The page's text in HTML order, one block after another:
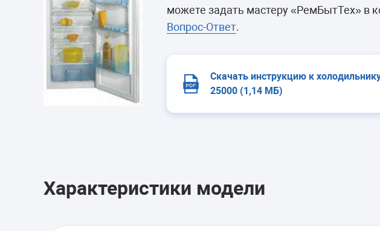
Сушильные машины
можете задать мастеру «РемБытТех» в
Вопрос-Ответ.
Скачать инструкцию к холодильнику
25000 (1,14 МБ)
Характеристики модели